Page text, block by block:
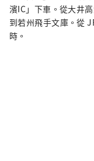
濱IC」下車。從大井
到若州飛手文庫。從
時。